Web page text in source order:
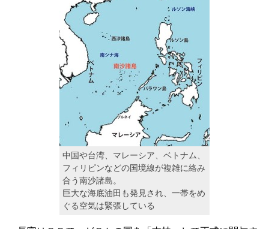
中国や台湾、マレーシア、ベトナム、
フィリピンなどの国境線が複雑に絡み
合う南沙諸島。
巨大な海底油田も発見され、一帯をめ
ぐる空気は緊張している